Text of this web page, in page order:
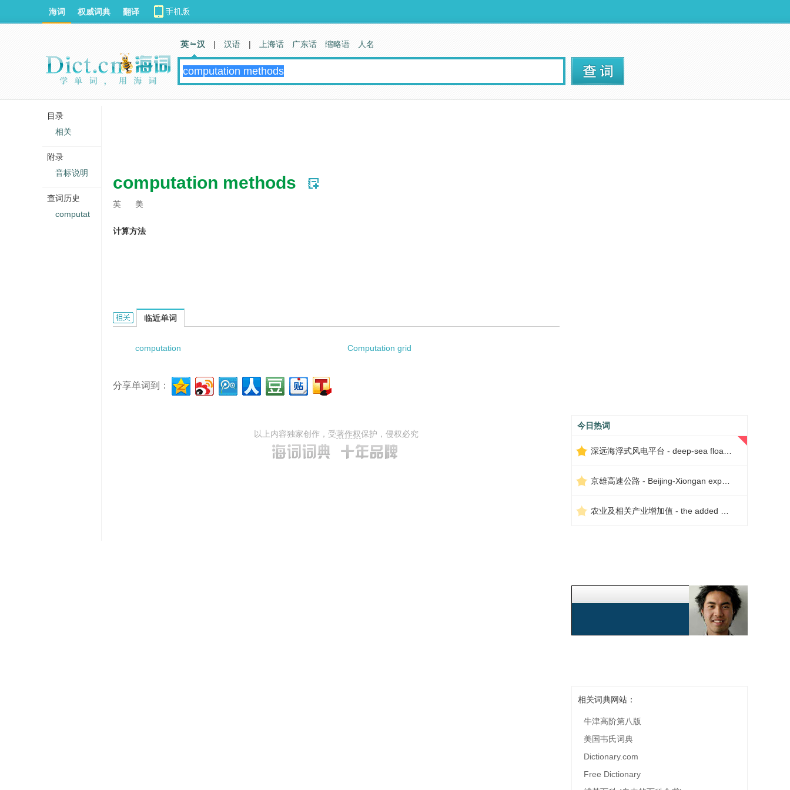
computation methods
英 美
计算方法
computation methods的相关资料：
临近单词
computation Computation grid
分享单词到：
以上内容独家创作，受著作权保护，侵权必究
今日热词
相关词典网站：
牛津高阶第八版
美国韦氏词典
Dictionary.com
Free Dictionary
海词 权威词典 翻译
英 汉 | 汉语 | 上海话 广东话 缩略语 人名
目录
相关
附录
音标说明
查词历史
computat